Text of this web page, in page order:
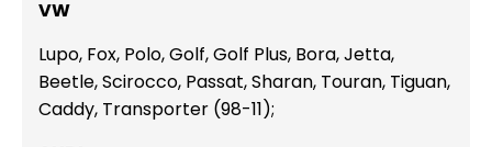
VW
Lupo, Fox, Polo, Golf, Golf Plus, Bora, Jetta,
Beetle, Scirocco, Passat, Sharan, Touran, Tiguan,
Caddy, Transporter (98-11);